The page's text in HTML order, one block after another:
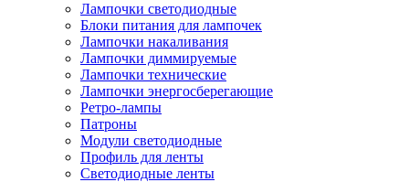
Лампочки светодиодные
Блоки питания для лампочек
Лампочки накаливания
Лампочки диммируемые
Лампочки технические
Лампочки энергосберегающие
Ретро-лампы
Патроны
Модули светодиодные
Профиль для ленты
Светодиодные ленты